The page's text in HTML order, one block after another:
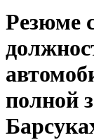
Резюме
полной